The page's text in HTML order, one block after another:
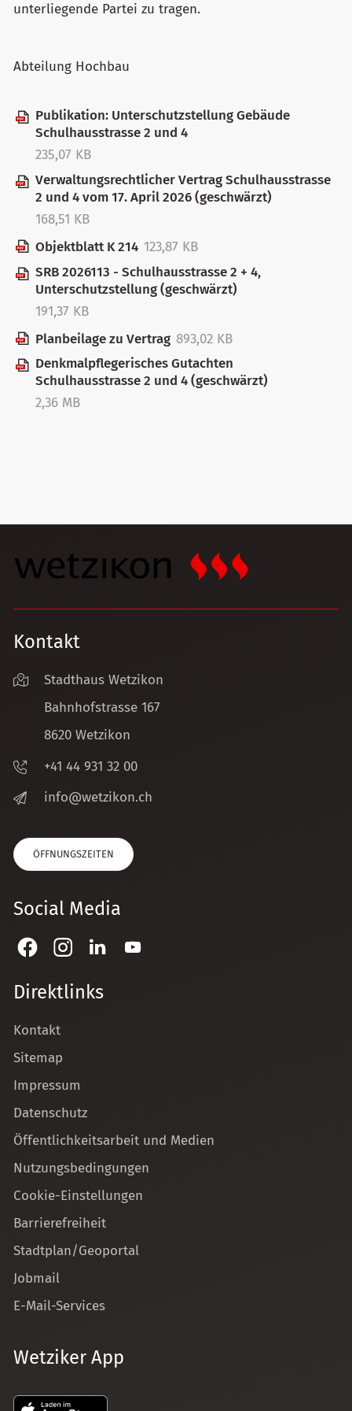
unterliegende Partei zu tragen.
Abteilung Hochbau
Publikation: Unterschutzstellung Gebäude
Schulhausstrasse 2 und 4
235,07 KB
Verwaltungsrechtlicher Vertrag Schulhausstrasse
2 und 4 vom 17. April 2026 (geschwärzt)
168,51 KB
Objektblatt K 214 123,87 KB
SRB 2026113 - Schulhausstrasse 2 + 4,
Unterschutzstellung (geschwärzt)
191,37 KB
Planbeilage zu Vertrag 893,02 KB
Denkmalpflegerisches Gutachten
Schulhausstrasse 2 und 4 (geschwärzt)
2,36 MB
Kontakt
Stadthaus Wetzikon
Bahnhofstrasse 167
8620 Wetzikon
+41 44 931 32 00
nf
w tz k n ch
ÖFFNUNGSZEITEN
Social Media
Direktlinks
Kontakt
Sitemap
Impressum
Datenschutz
Öffentlichkeitsarbeit und Medien
Nutzungsbedingungen
Cookie-Einstellungen
Barrierefreiheit
Stadtplan/Geoportal
Jobmail
E-Mail-Services
Wetziker App